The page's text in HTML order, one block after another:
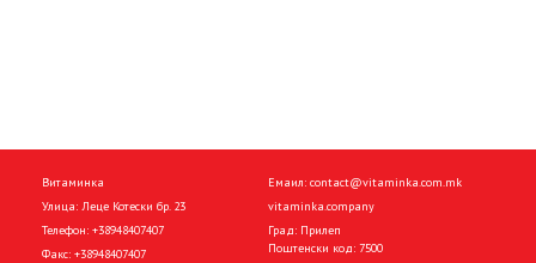
Витаминка
Улица: Леце Котески бр. 23
Телефон: +38948407407
Факс: +38948407407
Емаил: contact@vitaminka.com.mk
vitaminka.company
Град: Прилеп
Поштенски код: 7500